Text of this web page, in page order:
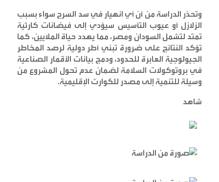
وتحذر الدراسة من أن أي انهيار في سد السرج سواء بسبب
الزلازل أو عيوب التأسيس سيؤدي إلى فيضانات كارثية
تمتد لتشمل السودان ومصر، مما يهدد حياة الملايين، كما
تؤكد النتائج على ضرورة تبني أطر دولية لرصد المخاطر
الجيولوجية العابرة للحدود، ودمج بيانات الأقمار الصناعية
في بروتوكولات السلامة لضمان عدم تحول المشروع من
وسيلة للتنمية إلى مصدر للكوارث الإقليمية.
شاهد